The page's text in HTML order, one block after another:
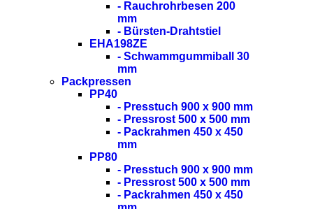
- Rauchrohrbesen 200
mm
- Bürsten-Drahtstiel
EHA198ZE
- Schwammgummiball 30
mm
Packpressen
PP40
- Presstuch 900 x 900 mm
- Pressrost 500 x 500 mm
- Packrahmen 450 x 450
mm
PP80
- Presstuch 900 x 900 mm
- Pressrost 500 x 500 mm
- Packrahmen 450 x 450